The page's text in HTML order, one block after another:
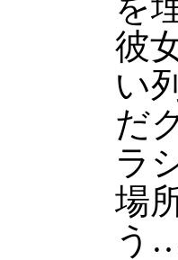
彼
い
だ
ラ
場
う